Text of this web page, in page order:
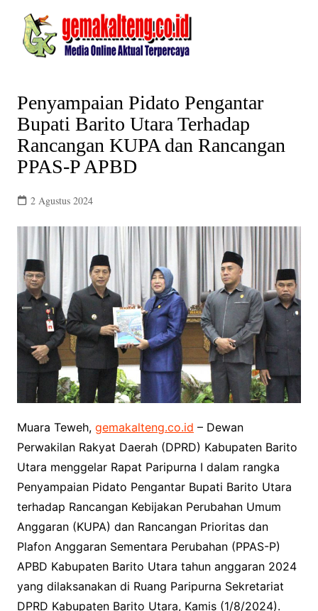
content
Penyampaian Pidato Pengantar
Bupati Barito Utara Terhadap
Rancangan KUPA dan Rancangan
PPAS-P APBD
2 Agustus 2024
Muara Teweh, gemakalteng.co.id – Dewan
Perwakilan Rakyat Daerah (DPRD) Kabupaten Barito
Utara menggelar Rapat Paripurna I dalam rangka
Penyampaian Pidato Pengantar Bupati Barito Utara
terhadap Rancangan Kebijakan Perubahan Umum
Anggaran (KUPA) dan Rancangan Prioritas dan
Plafon Anggaran Sementara Perubahan (PPAS-P)
APBD Kabupaten Barito Utara tahun anggaran 2024
yang dilaksanakan di Ruang Paripurna Sekretariat
DPRD Kabupaten Barito Utara, Kamis (1/8/2024).